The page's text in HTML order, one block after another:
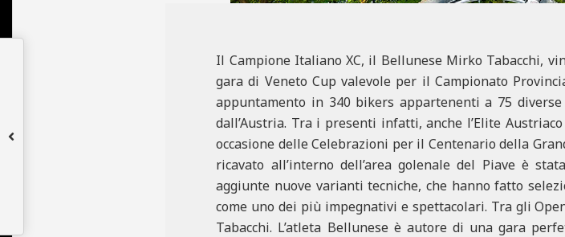
Il Campione Italiano XC, il Bellunese Mirko Tabacchi,
gara di Veneto Cup valevole per il Campionato
appuntamento in 340 bikers appartenenti a 75
dall’Austria. Tra i presenti infatti, anche l’Elite
occasione delle Celebrazioni per il Centenario della
ricavato all’interno dell’area golenale del Piave è
aggiunte nuove varianti tecniche, che hanno fatto
come uno dei più impegnativi e spettacolari. Tra gli
Tabacchi. L’atleta Bellunese è autore di una gara